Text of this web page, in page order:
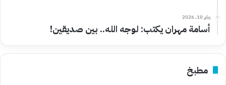
يناير 10, 2026
أسامة مهران يكتب: لوجه الله.. بين صديقين!
مطبخ